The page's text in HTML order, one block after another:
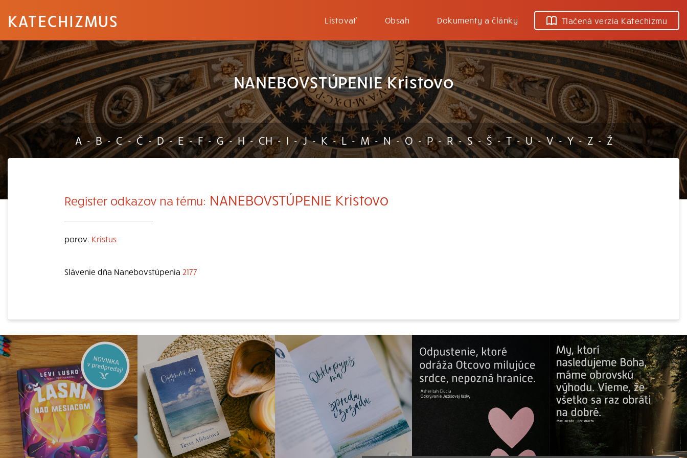
KATECHIZMUS Listovať Obsah Dokumenty a články Tlačená verzia Katechizmu
NANEBOVSTÚPENIE Kristovo
A - B - C - Č - D - E - F - G - H - CH - I - J - K - L - M - N - O - P - R - S - Š - T - U - V - Y - Z - Ž
Register odkazov na tému: NANEBOVSTÚPENIE Kristovo
porov. Kristus
Slávenie dňa Nanebovstúpenia 2177